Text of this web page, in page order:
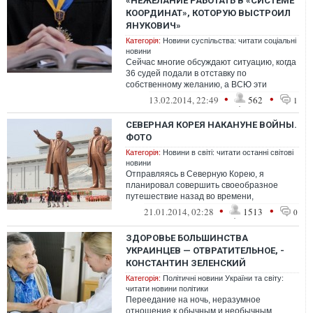
КООРДИНАТ», КОТОРУЮ ВЫСТРОИЛ
ЯНУКОВИЧ»
Категорія: Новини суспільства: читати соціальні
новини
Сейчас многие обсуждают ситуацию, когда
36 судей подали в отставку по
собственному желанию, а ВСЮ эти
заявления удовлетворил. У меня
двойственное чувс...
13.02.2014, 22:49 • 562 • 1
СЕВЕРНАЯ КОРЕЯ НАКАНУНЕ ВОЙНЫ.
ФОТО
Категорія: Новини в світі: читати останні світові
новини
Отправляясь в Северную Корею, я
планировал совершить своеобразное
путешествие назад во времени,
путешествие в историю собственной
страны. Однако в теч...
21.01.2014, 02:28 • 1513 • 0
ЗДОРОВЬЕ БОЛЬШИНСТВА
УКРАИНЦЕВ — ОТВРАТИТЕЛЬНОЕ, -
КОНСТАНТИН ЗЕЛЕНСКИЙ
Категорія: Політичні новини України та світу:
читати новини політики
Переедание на ночь, неразумное
отношение к обычным и необычным